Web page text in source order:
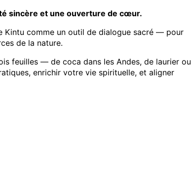
sincère et une ouverture de cœur.
Kintu comme un outil de dialogue sacré — pour
de la nature.
feuilles — de coca dans les Andes, de laurier ou
enrichir votre vie spirituelle, et aligner